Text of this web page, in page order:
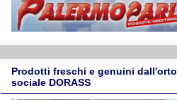
Prodotti freschi e genuini dall'orto
sociale DORASS